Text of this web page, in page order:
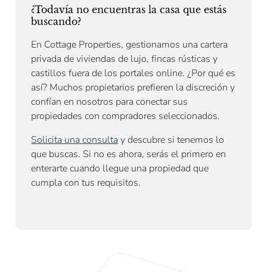
¿Todavía no encuentras la casa que estás
buscando?
En Cottage Properties, gestionamos una cartera
privada de viviendas de lujo, fincas rústicas y
castillos fuera de los portales online. ¿Por qué es
así? Muchos propietarios prefieren la discreción y
confían en nosotros para conectar sus
propiedades con compradores seleccionados.
Solicita una consultay descubre si tenemos lo
que buscas. Si no es ahora, serás el primero en
enterarte cuando llegue una propiedad que
cumpla con tus requisitos.